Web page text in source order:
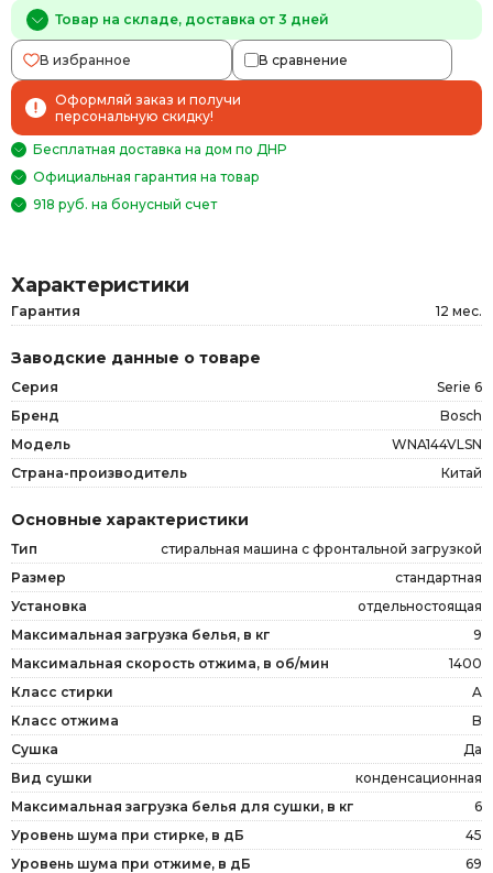
Товар на складе, доставка от 3 дней
В избранное В сравнение
Оформляй заказ и получи
персональную скидку!
Бесплатная доставка на дом по ДНР
Официальная гарантия на товар
918 руб. на бонусный счет
Характеристики
Гарантия 12 мес.
Заводские данные о товаре
Серия
Serie 6
Бренд
Bosch
Модель
WNA144VLSN
Страна-производитель
Китай
Основные характеристики
Тип
стиральная машина с фронтальной загрузкой
Размер
стандартная
Установка
отдельностоящая
Максимальная загрузка белья, в кг
9
Максимальная скорость отжима, в об/мин
1400
Класс стирки
A
Класс отжима
B
Сушка
Да
Вид сушки
конденсационная
Максимальная загрузка белья для сушки, в кг
6
Уровень шума при стирке, в дБ
45
Уровень шума при отжиме, в дБ
69